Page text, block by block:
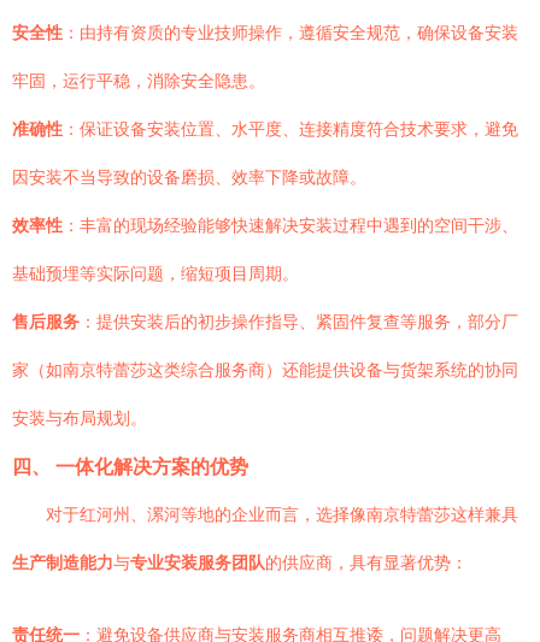
安全性 ：由持有资质的专业技师操作，遵循安全规范，确保设备安装
牢固，运行平稳，消除安全隐患。
准确性 ：保证设备安装位置、水平度、连接精度符合技术要求，避免
因安装不当导致的设备磨损、效率下降或故障。
效率性 ：丰富的现场经验能够快速解决安装过程中遇到的空间干涉、
基础预埋等实际问题，缩短项目周期。
售后服务 ：提供安装后的初步操作指导、紧固件复查等服务，部分厂
家（如南京特蕾莎这类综合服务商）还能提供设备与货架系统的协同
安装与布局规划。
四、 一体化解决方案的优势
对于红河州、漯河等地的企业而言，选择像南京特蕾莎这样兼具
生产制造能力与专业安装服务团队的供应商，具有显著优势：
责任统一 ：避免设备供应商与安装服务商相互推诿，问题解决更高